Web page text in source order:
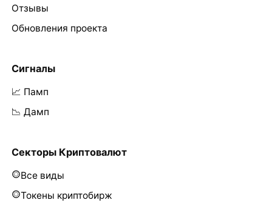
Отзывы
Обновления проекта
Сигналы
📈 Памп
📉 Дамп
Секторы Криптовалют
Все виды
Токены криптобирж